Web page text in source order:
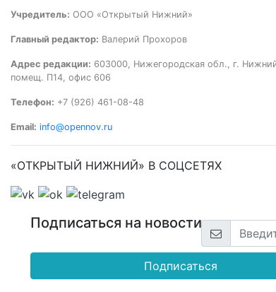
Учредитель: ООО «Открытый Нижний»
Главный редактор: Валерий Прохоров
Адрес редакции: 603000, Нижегородская обл., г.
помещ. П14, офис 606
Телефон: +7 (926) 461-08-48
Email: info@opennov.ru
«ОТКРЫТЫЙ НИЖНИЙ» В СОЦСЕТЯХ
Подписаться на новости
Подписаться